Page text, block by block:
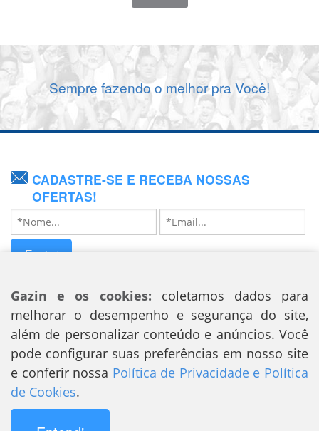
Sempre fazendo o melhor pra Você!
CADASTRE-SE E RECEBA NOSSAS
OFERTAS!
Enviar
SIGA NOSSAS REDES SOCIAIS
Gazin e os cookies: coletamos dados para
melhorar o desempenho e segurança do site,
além de personalizar conteúdo e anúncios. Você
pode configurar suas preferências em nosso site
e conferir nossa Política de Privacidade e Política
de Cookies.